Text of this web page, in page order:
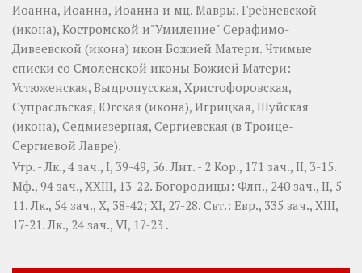
Иоанна, Иоанна, Иоанна и мц. Мавры. Гребневской
(икона), Костромской и"Умиление" Серафимо-
Дивеевской (икона) икон Божией Матери. Чтимые
списки со Смоленской иконы Божией Матери:
Устюженская, Выдропусская, Христофоровская,
Супрасльская, Югская (икона), Игрицкая, Шуйская
(икона), Седмиезерная, Сергиевская (в Троице-
Сергиевой Лавре).
Утр. -Лк., 4 зач., I, 39-49, 56.Лит. - 2 Кор., 171 зач., II, 3-15.
Мф., 94 зач., XXIII, 13-22. Богородицы: Флп., 240 зач., II, 5-
11. Лк., 54 зач., X, 38-42; XI, 27-28. Свт.: Евр., 335 зач., XIII,
17-21. Лк., 24 зач., VI, 17-23 .